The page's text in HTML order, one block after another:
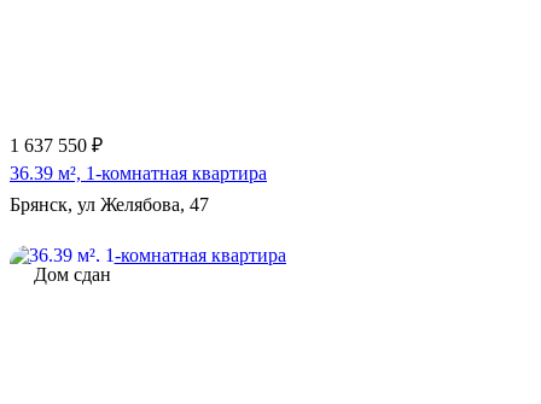
1 637 550 ₽
36.39 м², 1-комнатная квартира
Брянск, ул Желябова, 47
Дом сдан